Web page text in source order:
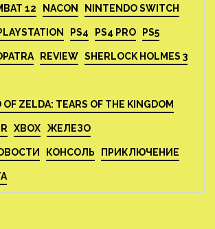
12 NACON NINTENDO SWITCH
PS4 PS4 PRO PS5
REVIEW SHERLOCK HOLMES 3
ZELDA: TEARS OF THE KINGDOM
XBOX ЖЕЛЕЗО
КОНСОЛЬ ПРИКЛЮЧЕНИЕ